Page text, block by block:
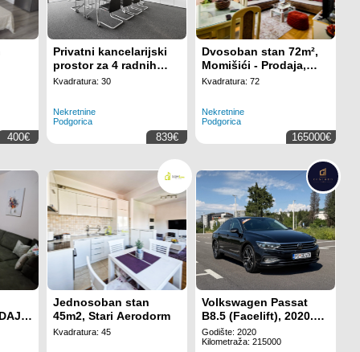
400€
Privatni kancelarijski
prostor za 4 radnih
mjesta na lokaciji
Montenegro
Kvadratura: 30
Nekretnine
Podgorica
839€
Dvosoban stan 72m²,
Momišići - Prodaja,
Polunamješten,
Kvadratura: 72
Nekretnine
Podgorica
165000€
Jednosoban stan
45m2, Stari Aerodorm
Kvadratura: 45
Volkswagen Passat
B8.5 (Facelift), 2020.
godište
Godište: 2020
Kilometraža: 215000